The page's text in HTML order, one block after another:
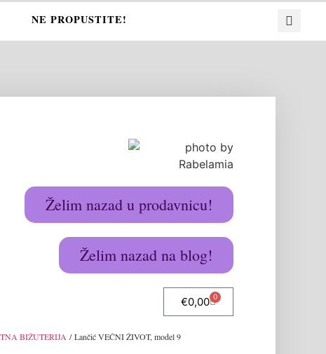
NE PROPUSTITE!
Želim nazad u prodavnicu!
Želim nazad na blog!
€0,00 0
BIŽUTERIJA / Lančić VEČNI ŽIVOT, model 9